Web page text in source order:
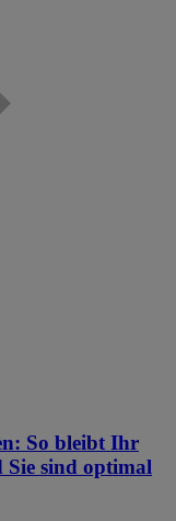
So bleibt Ihr
Sie sind optimal